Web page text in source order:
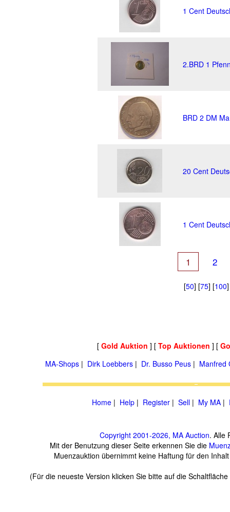
1 Cent
2.BRD 1
BRD 2 DM
20 Cent
1 Cent
1 2
[50] [75] [100
[ Gold Auktion ] [ Top Auktionen ] [
MA-Shops | Dirk Loebbers | Dr. Busso Peus | Manfred
Home | Help | Register | Sell | My MA |
Copyright 2001-2026, MA Auction. Alle
Mit der Benutzung dieser Seite erkennen Sie die
Muenzauktion übernimmt keine Haftung für den
(Für die neueste Version klicken Sie bitte auf die